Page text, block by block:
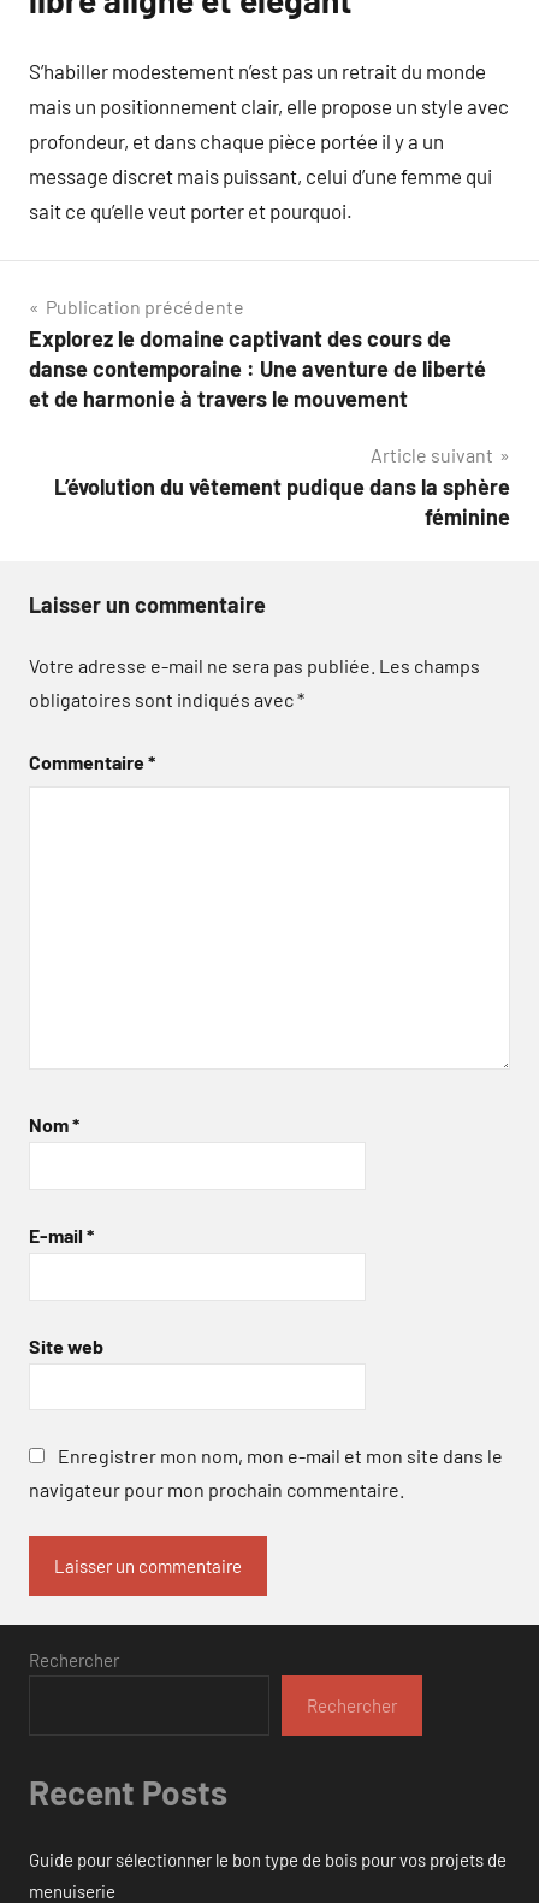
S’habiller modestement n’est pas un retrait du monde
mais un positionnement clair, elle propose un style avec
profondeur, et dans chaque pièce portée il y a un
message discret mais puissant, celui d’une femme qui
sait ce qu’elle veut porter et pourquoi.
Navigation
de
l’article
Publication précédente
Explorez le domaine captivant des cours de
danse contemporaine : Une aventure de liberté
et de harmonie à travers le mouvement
Article suivant
L’évolution du vêtement pudique dans la sphère
féminine
Laisser un commentaire
Votre adresse e-mail ne sera pas publiée. Les champs
obligatoires sont indiqués avec*
Commentaire*
Nom*
E-mail *
Site web
Enregistrer mon nom, mon e-mail et mon site dans le
navigateur pour mon prochain commentaire.
Rechercher
Rechercher
Recent Posts
Guide pour sélectionner le bon type de bois pour vos projets de
menuiserie